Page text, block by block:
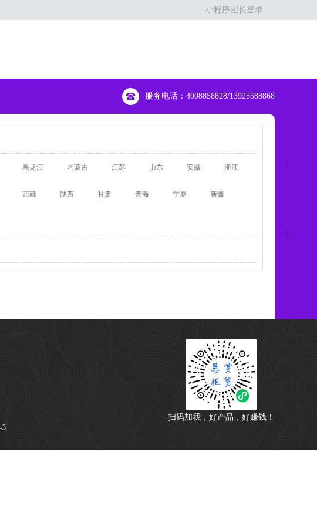
小程序团长登录
服务电话：4008858828/13925588868
黑龙江 内蒙古 江苏 山东 安徽 浙江
西藏 陕西 甘肃 青海 宁夏 新疆
扫码加我，好产品，好赚钱！
3